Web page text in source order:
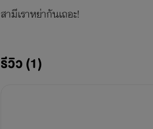
สามีเราหย่ากันเถอะ!
รีวิว (1)